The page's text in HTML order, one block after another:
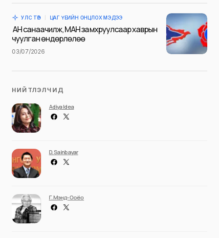
time I comment.
Илгээх
УЛС ТӨР ЦАГ ҮЕИЙН ОНЦЛОХ МЭДЭЭ
АН санаачилж, МАН замхруулсаар хаврын
чуулган өндөрлөлөө
03/07/2026
НИЙТЛЭЛЧИД
Adiya Idea
D. Sainbayar
Г. Мэнд-Ооёо